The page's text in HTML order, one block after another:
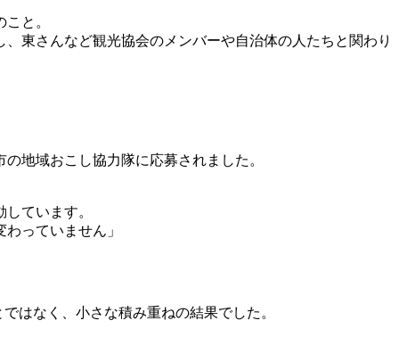
と。
東さんなど観光協会のメンバーや自治体の人たちと関わり
地域おこし協力隊に応募されました。
ています。
っていません」
はなく、小さな積み重ねの結果でした。